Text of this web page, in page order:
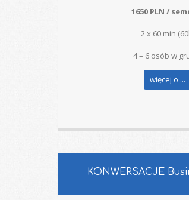
1650 PLN /
2 x 60 min
4 – 6 osób w
więcej o ...
KONWERSACJE